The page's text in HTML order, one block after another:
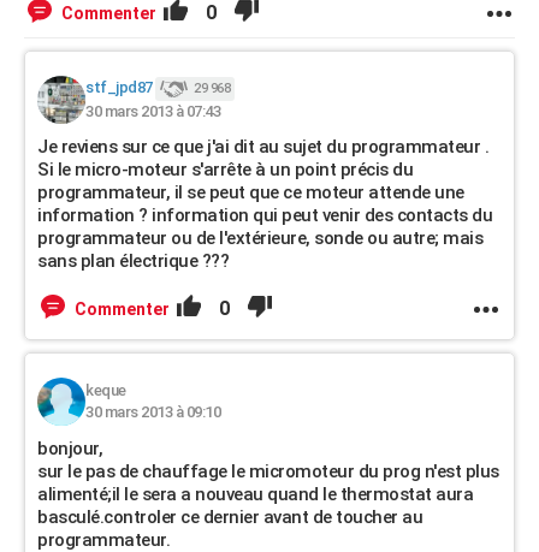
Commenter 0
stf_jpd87 29 968
30 mars 2013 à 07:43
Je reviens sur ce que j'ai dit au sujet du programmateur .
Si le micro-moteur s'arrête à un point précis du
programmateur, il se peut que ce moteur attende une
information ? information qui peut venir des contacts du
programmateur ou de l'extérieure, sonde ou autre; mais
sans plan électrique ???
Commenter 0
keque
30 mars 2013 à 09:10
bonjour,
sur le pas de chauffage le micromoteur du prog n'est plus
alimenté;il le sera a nouveau quand le thermostat aura
basculé.controler ce dernier avant de toucher au
programmateur.